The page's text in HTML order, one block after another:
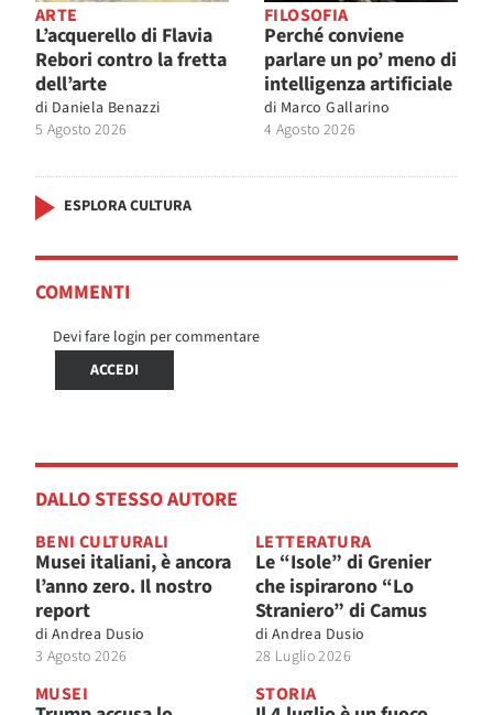
ARTE
L’acquerello di Flavia
Rebori contro la fretta
dell’arte
di Daniela Benazzi
5 Agosto 2026
FILOSOFIA
Perché conviene
parlare un po’ meno di
intelligenza artificiale
di Marco Gallarino
4 Agosto 2026
ESPLORA CULTURA
COMMENTI
Devi fare login per commentare
ACCEDI
DALLO STESSO AUTORE
BENI CULTURALI
Musei italiani, è ancora
l’anno zero. Il nostro
report
di Andrea Dusio
3 Agosto 2026
LETTERATURA
Le “Isole” di Grenier
che ispirarono “Lo
Straniero” di Camus
di Andrea Dusio
28 Luglio 2026
MUSEI STORIA